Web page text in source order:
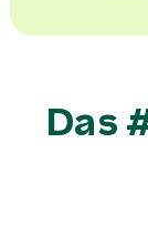
Das